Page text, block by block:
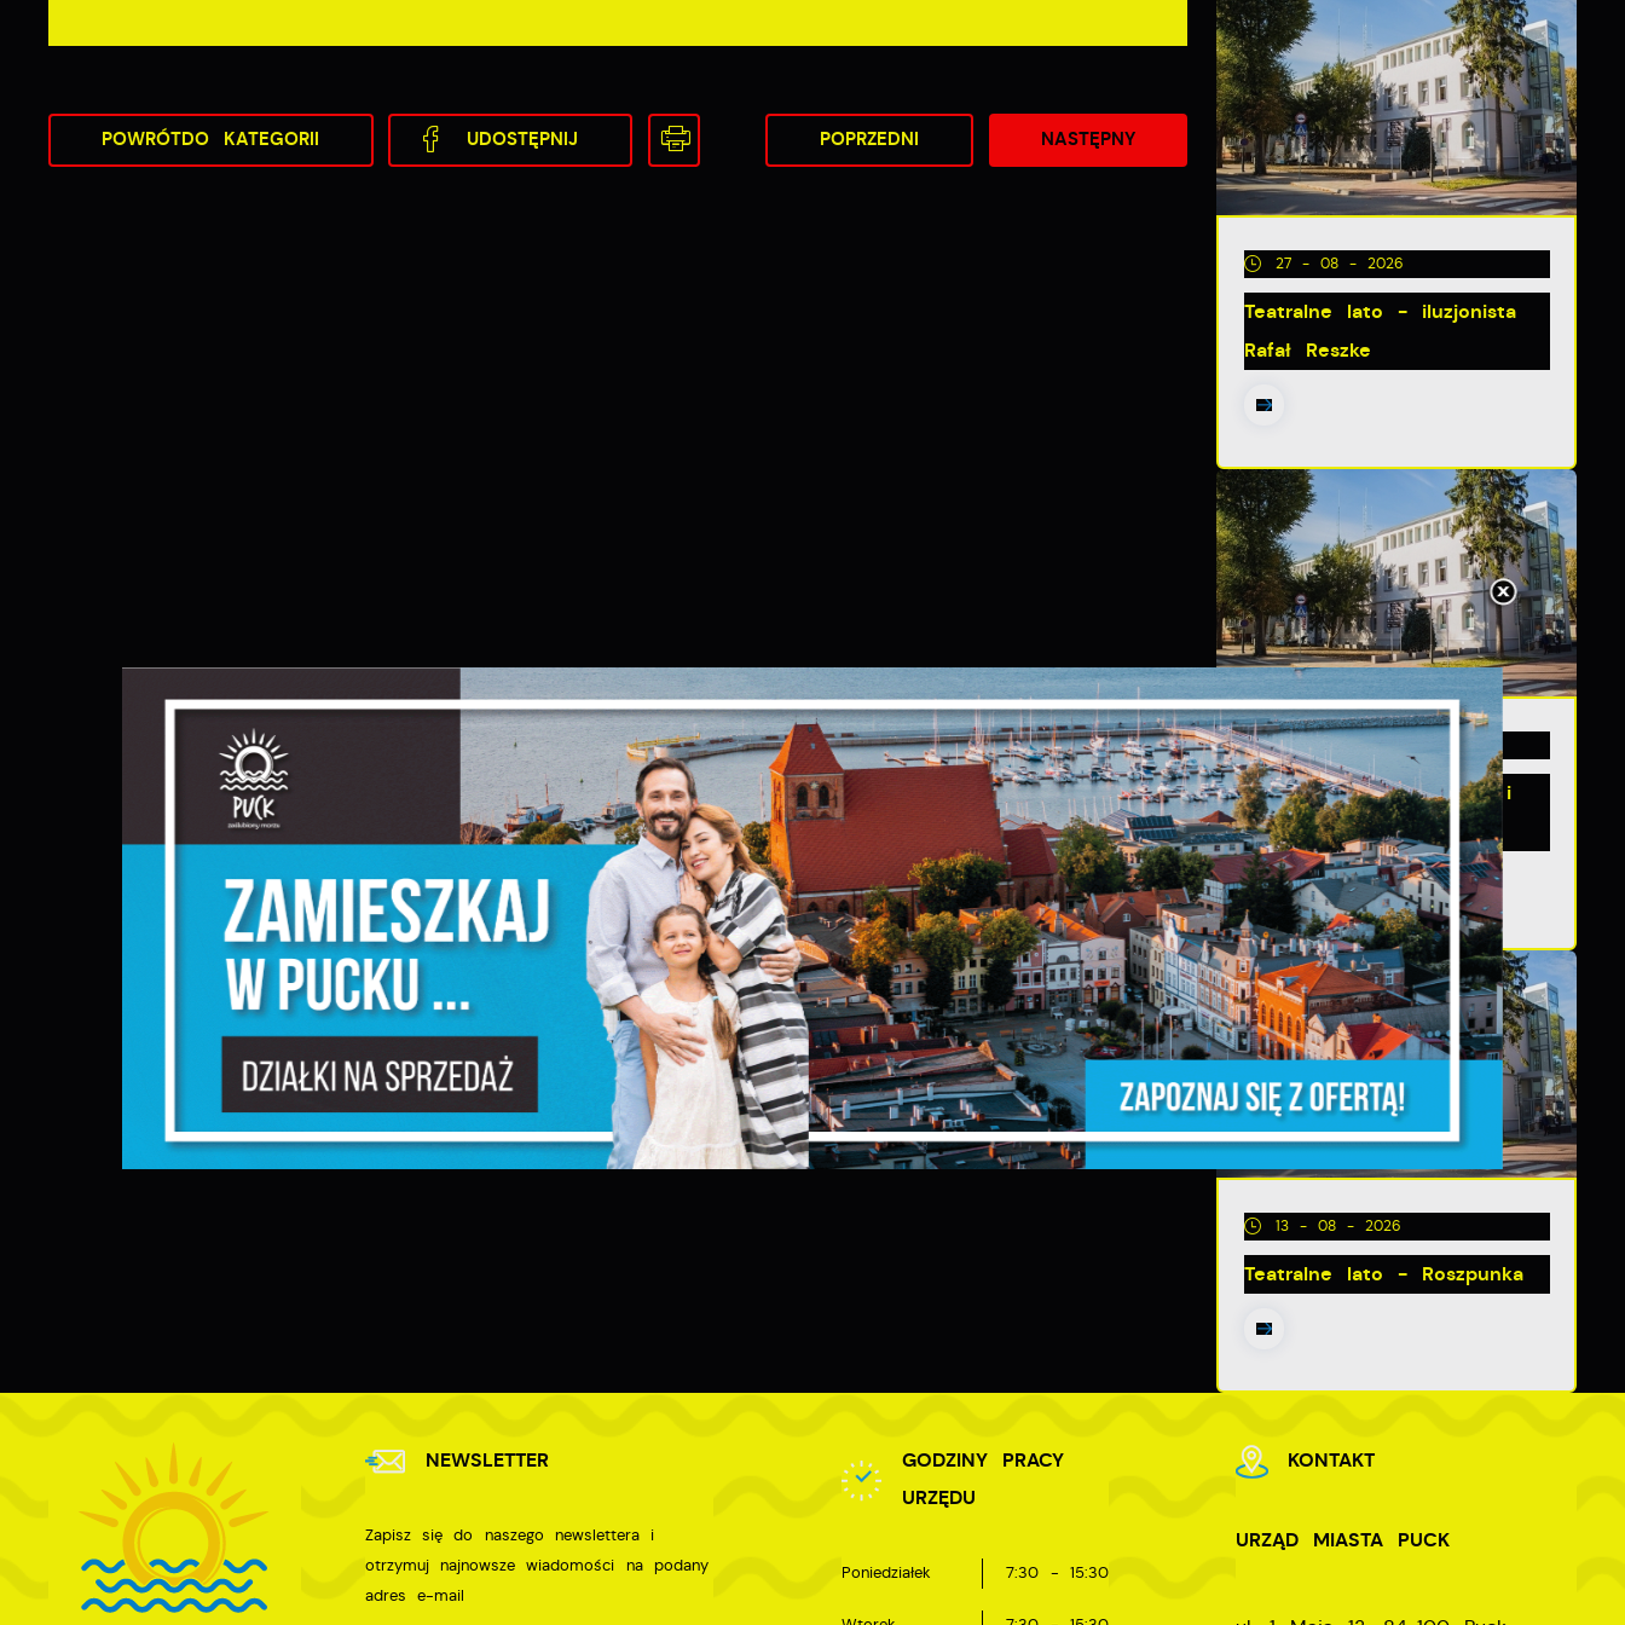
POWRÓTDO KATEGORII UDOSTĘPNIJ POPRZEDNI NASTĘPNY
27 - 08 - 2026
Teatralne lato - iluzjonista
Rafał Reszke
20 - 08 - 2026
Teatralne lato - Zdrowo i
kolorowo
13 - 08 - 2026
Teatralne lato - Roszpunka
NEWSLETTER
Zapisz się do naszego newslettera i
otrzymuj najnowsze wiadomości na podany
adres e-mail
GODZINY PRACY
URZĘDU
Poniedziałek 7:30 - 15:30
KONTAKT
URZĄD MIASTA PUCK
Ustawienia
Szanujemy Twoją prywatność. Możesz zmienić ustawienia cookies lub
zaakceptować je wszystkie. W dowolnym momencie możesz dokonać zmiany
swoich ustawień.
Niezbędne
Niezbędne pliki cookies służą do prawidłowego funkcjonowania strony
internetowej i umożliwiają Ci komfortowe korzystanie z oferowanych przez
Pliki cookies odpowiadają na podejmowane przez Ciebie działania w celu
m.in. dostosowania Twoich ustawień preferencji prywatności, logowania czy
wypełniania formularzy. Dzięki plikom cookies strona, z której korzystasz,
może działać bez zakłóceń.
Funkcjonalne i personalizacyjne
personalizacyjne pliki cookies gwarantuje dostępność większej ilości funkcji
Twoich potrzeb.
Cookies analityczne pozwalają na uzyskanie informacji w zakresie
odwiedzane są nasze serwisy www. Dane pozwalają nam na ocenę naszych
serwisów internetowych pod względem ich popularności wśród
Więcej
ZAPISZ WYBRANE